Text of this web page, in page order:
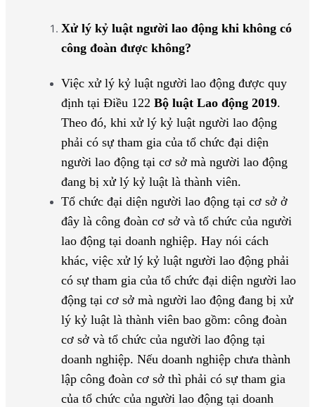
Xử lý kỷ luật người lao động khi không có
công đoàn được không?
Việc xử lý kỷ luật người lao động được quy
định tại Điều 122 Bộ luật Lao động 2019.
Theo đó, khi xử lý kỷ luật người lao động
phải có sự tham gia của tổ chức đại diện
người lao động tại cơ sở mà người lao động
đang bị xử lý kỷ luật là thành viên.
Tổ chức đại diện người lao động tại cơ sở ở
đây là công đoàn cơ sở và tổ chức của người
lao động tại doanh nghiệp. Hay nói cách
khác, việc xử lý kỷ luật người lao động phải
có sự tham gia của tổ chức đại diện người lao
động tại cơ sở mà người lao động đang bị xử
lý kỷ luật là thành viên bao gồm: công đoàn
cơ sở và tổ chức của người lao động tại
doanh nghiệp. Nếu doanh nghiệp chưa thành
lập công đoàn cơ sở thì phải có sự tham gia
của tổ chức của người lao động tại doanh